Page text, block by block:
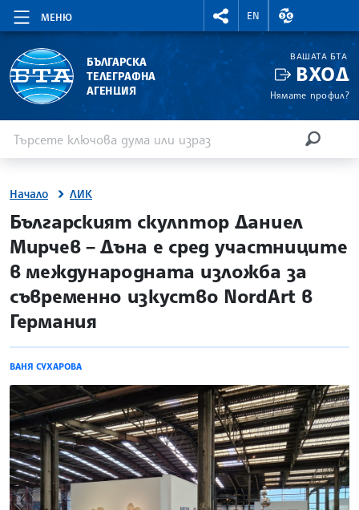
МЕНЮ
RIGHTMENU.SOCIAL
EN
ВАЛУТНИ
БЪЛГАРСКА
ТЕЛЕГРАФНА
АГЕНЦИЯ
ВАШАТА БТА
ВХОД
Нямате профил?
Начало ЛИК
site.bta
Българският скулптор Даниел
Мирчев – Дъна е сред участниците
в международната изложба за
съвременно изкуство NordArt в
Германия
ВАНЯ СУХАРОВА